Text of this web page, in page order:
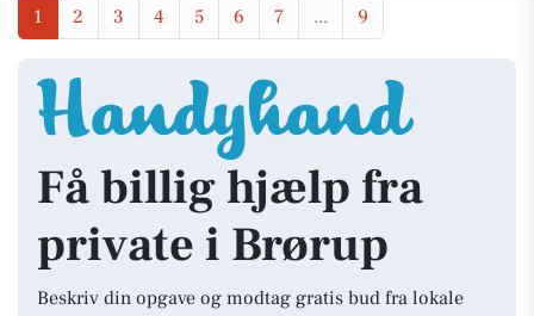
1 2 3 4 5 6 7 ... 9
Få billig hjælp fra
private i Brørup
Beskriv din opgave og modtag gratis bud fra lokale